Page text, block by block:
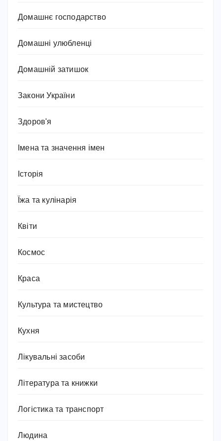
Домашнє господарство
Домашні улюбленці
Домашній затишок
Закони України
Здоров'я
Імена та значення імен
Історія
Їжа та кулінарія
Квіти
Космос
Краса
Культура та мистецтво
Кухня
Лікувальні засоби
Література та книжки
Логістика та транспорт
Людина